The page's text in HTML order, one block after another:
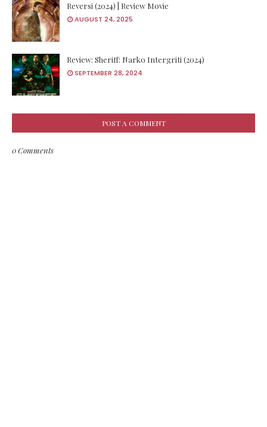
Reversi (2024) | Review Movie
AUGUST 24, 2025
Review: Sheriff: Narko Intergriti (2024)
SEPTEMBER 28, 2024
POST A COMMENT
0 Comments